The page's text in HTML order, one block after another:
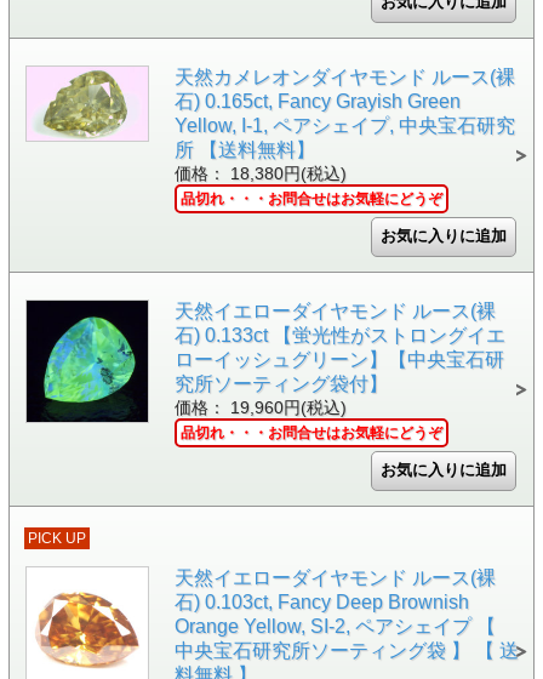
天然カメレオンダイヤモンド ルース(裸
石) 0.165ct, Fancy Grayish Green
Yellow, I-1, ペアシェイプ, 中央宝石研究
所 【送料無料】
価格： 18,380円(税込)
品切れ・・・お問合せはお気軽にどうぞ
天然イエローダイヤモンド ルース(裸
石) 0.133ct 【蛍光性がストロングイエ
ローイッシュグリーン】【中央宝石研
究所ソーティング袋付】
価格： 19,960円(税込)
品切れ・・・お問合せはお気軽にどうぞ
PICK UP
天然イエローダイヤモンド ルース(裸
石) 0.103ct, Fancy Deep Brownish
Orange Yellow, SI-2, ペアシェイプ 【
中央宝石研究所ソーティング袋 】 【 送
料無料 】